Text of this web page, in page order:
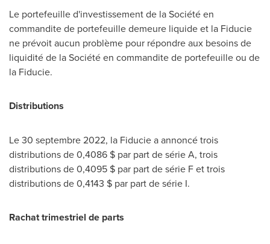
Le portefeuille d'investissement de la Société en
commandite de portefeuille demeure liquide et la Fiducie
ne prévoit aucun problème pour répondre aux besoins de
liquidité de la Société en commandite de portefeuille ou de
la Fiducie.
Distributions
Le 30 septembre 2022, la Fiducie a annoncé trois
distributions de 0,4086 $ par part de série A, trois
distributions de 0,4095 $ par part de série F et trois
distributions de 0,4143 $ par part de série I.
Rachat trimestriel de parts